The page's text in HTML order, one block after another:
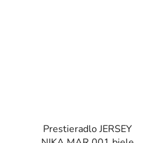
Prestieradlo JERSEY